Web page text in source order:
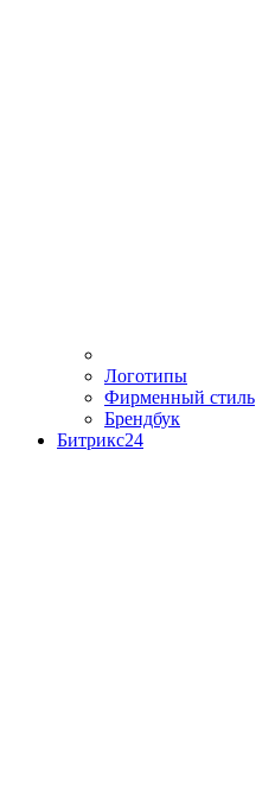
Логотипы
Фирменный стиль
Брендбук
Битрикс24